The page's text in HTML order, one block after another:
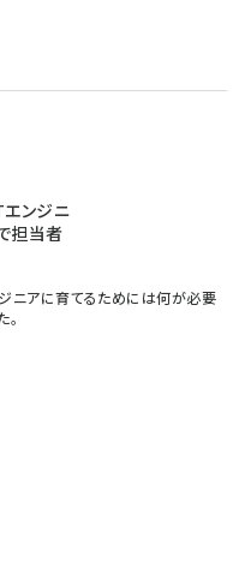
ンジニ
担当者
ニアに育てるためには何が必要